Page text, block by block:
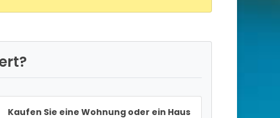
Kaufen Sie eine Wohnung oder ein Haus